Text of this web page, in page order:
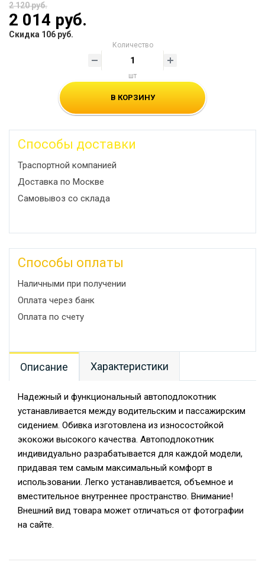
2 120 руб.
2 014 руб.
Скидка 106 руб.
Количество
шт
В КОРЗИНУ
Способы доставки
Траспортной компанией
Доставка по Москве
Самовывоз со склада
Способы оплаты
Наличными при получении
Оплата через банк
Оплата по счету
Описание Характеристики
Надежный и функциональный автоподлокотник
устанавливается между водительским и пассажирским
сидением. Обивка изготовлена из износостойкой
экокожи высокого качества. Автоподлокотник
индивидуально разрабатывается для каждой модели,
придавая тем самым максимальный комфорт в
использовании. Легко устанавливается, объемное и
вместительное внутреннее пространство. Внимание!
Внешний вид товара может отличаться от фотографии
на сайте.